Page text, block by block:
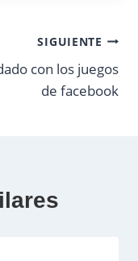
SIGUIENTE
con los juegos
de facebook